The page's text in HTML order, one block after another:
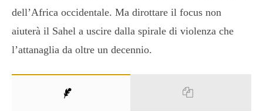
dell’Africa occidentale. Ma dirottare il focus non
aiuterà il Sahel a uscire dalla spirale di violenza che
l’attanaglia da oltre un decennio.